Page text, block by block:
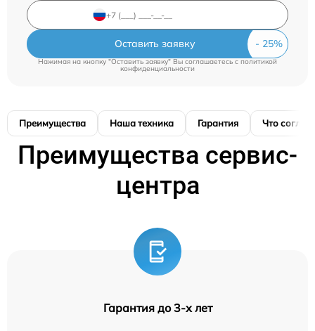
Оставить заявку
Нажимая на кнопку "Оставить заявку" Вы соглашаетесь cполитикой
конфиденциальности
Преимущества Наша техника Гарантия Что
Преимущества сервис-
центра
Гарантия до 3-х лет